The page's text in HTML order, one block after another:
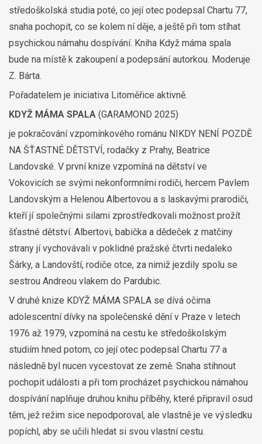
středoškolská studia poté, co její otec podepsal Chartu 77,
snaha pochopit, co se kolem ní děje, a ještě při tom stíhat
psychickou námahu dospívání. Kniha Když máma spala
bude na místě k zakoupení a podepsání autorkou. Moderuje
Z. Bárta.
Pořadatelem je iniciativa Litoměřice aktivně.
KDYŽ MÁMA SPALA (GARAMOND 2025)
je pokračování vzpomínkového románu NIKDY NENÍ POZDĚ
NA ŠŤASTNÉ DĚTSTVÍ, rodačky z Prahy, Beatrice
Landovské. V první knize vzpomíná na dětství ve
Vokovicích se svými nekonformními rodiči, hercem Pavlem
Landovským a Helenou Albertovou a s laskavými prarodiči,
kteří jí společnými silami zprostředkovali možnost prožít
šťastné dětství. Albertovi, babička a dědeček z matčiny
strany jí vychovávali v poklidné pražské čtvrti nedaleko
Šárky, a Landovští, rodiče otce, za nimiž jezdily spolu se
sestrou Andreou vlakem do Pardubic.
V druhé knize KDYŽ MÁMA SPALA se dívá očima
adolescentní dívky na společenské dění v Praze v letech
1976 až 1979, vzpomíná na cestu ke středoškolským
studiím hned potom, co její otec podepsal Chartu 77 a
následně byl nucen vycestovat ze země. Snaha stihnout
pochopit události a při tom procházet psychickou námahou
dospívání naplňuje druhou knihu příběhy, které připravil osud
těm, jež režim sice nepodporoval, ale vlastně je ve výsledku
popíchl, aby se učili hledat si svou vlastní cestu.